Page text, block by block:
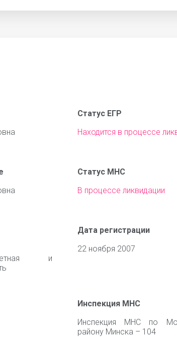
Статус ЕГР
Находится в процессе
Статус МНС
В процессе ликвидации
и
Дата регистрации
22 ноября 2007
Инспекция МНС
Инспекция МНС по
району Минска – 104